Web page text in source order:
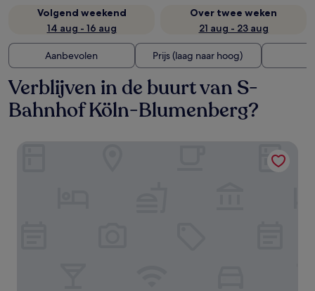
Volgend weekend
14 aug - 16 aug
Over twee weken
21 aug - 23 aug
Aanbevolen Prijs (laag naar hoog)
Verblijven in de buurt van S-
Bahnhof Köln-Blumenberg?